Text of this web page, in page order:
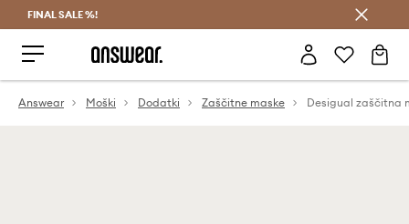
FINAL SALE %!
Answear Moški Dodatki Zaščitne maske Desigual zaščitna